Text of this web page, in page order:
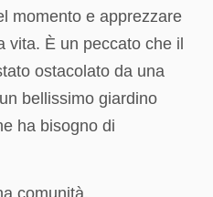
momento e apprezzare
vita. È un peccato che il
ostacolato da una
bellissimo giardino
ha bisogno di